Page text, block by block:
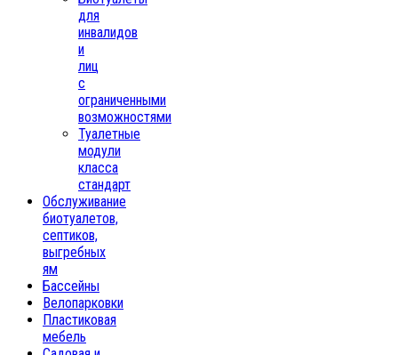
для
инвалидов
и
лиц
с
ограниченными
возможностями
Туалетные
модули
класса
стандарт
Обслуживание
биотуалетов,
септиков,
выгребных
ям
Бассейны
Велопарковки
Пластиковая
мебель